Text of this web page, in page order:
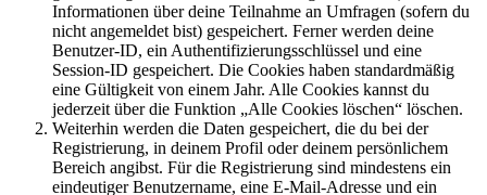
Informationen über deine Teilnahme an Umfragen (sofern du
nicht angemeldet bist) gespeichert. Ferner werden deine
Benutzer-ID, ein Authentifizierungsschlüssel und eine
Session-ID gespeichert. Die Cookies haben standardmäßig
eine Gültigkeit von einem Jahr. Alle Cookies kannst du
jederzeit über die Funktion „Alle Cookies löschen“ löschen.
Weiterhin werden die Daten gespeichert, die du bei der
Registrierung, in deinem Profil oder deinem persönlichem
Bereich angibst. Für die Registrierung sind mindestens ein
eindeutiger Benutzername, eine E-Mail-Adresse und ein